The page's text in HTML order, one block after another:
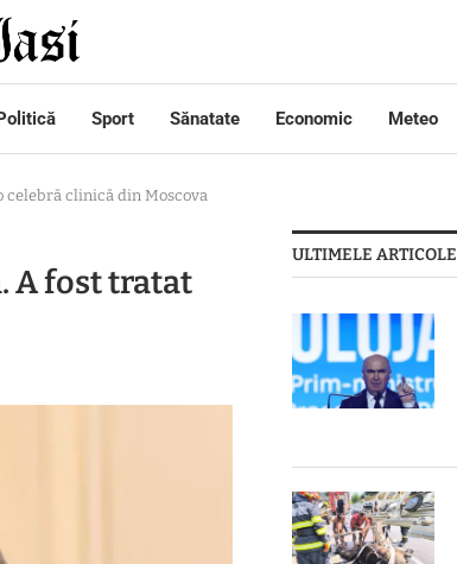
Sport Sănatate Economic Meteo
celebră clinică din Moscova
A fost tratat
ULTIMELE ARTICOLE